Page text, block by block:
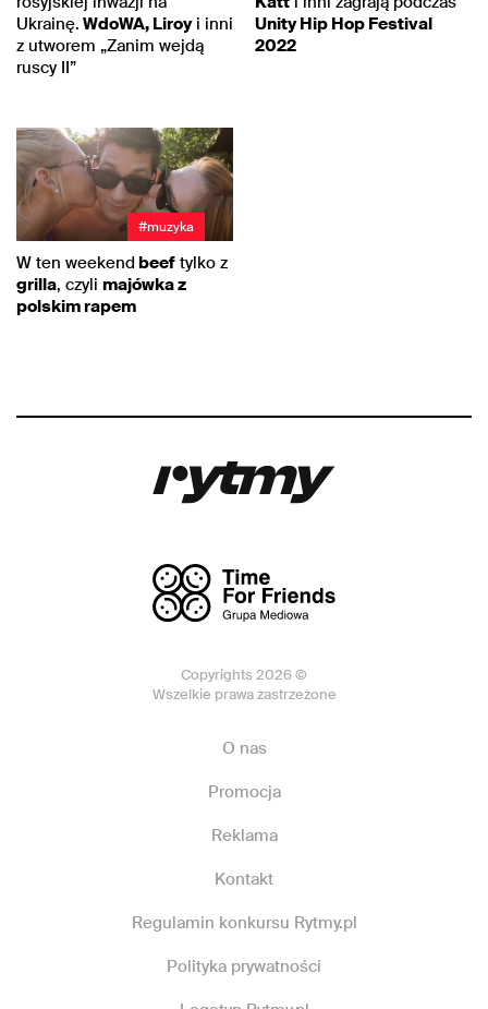
Ukrainę. WdoWA, Liroyi inni
z utworem „Zanim wejdą
ruscy II”
Unity Hip Hop Festival
2022
#muzyka
W ten weekend beef tylko z
grilla, czyli majówka z
polskim rapem
Copyrights 2026 ©
Wszelkie prawa zastrzeżone
O nas
Promocja
Reklama
Kontakt
Regulamin konkursu Rytmy.pl
Polityka prywatności